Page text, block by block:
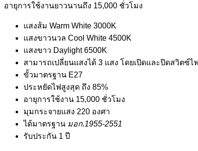
อายุการใช้งานยาวนานถึง 15,000 ชั่วโมง
แสงส้ม Warm White 3000K
แสงขาวนวล Cool White 4500K
แสงขาว Daylight 6500K
สามารถเปลี่ยนแสงได้ 3 แสง โดยเปิดและปิดสวิตซ์ไ
ขั้วมาตรฐาน E27
ประหยัดไฟสูงสุด ถึง 85%
อายุการใช้งาน 15,000 ชั่วโมง
มุมกระจายแสง 220 องศา
ได้มาตรฐาน มอก.1955-2551
รับประกัน 1 ปี